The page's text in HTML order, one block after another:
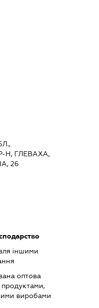
Н, ГЛЕВАХА,
26
іншими
оптова
продуктами,
виробами